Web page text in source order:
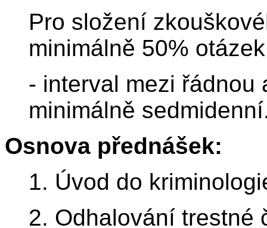
Pro složení
minimálně 50%
- interval mezi řádnou
minimálně
Osnova přednášek:
1. Úvod do
2. Odhalování trestné